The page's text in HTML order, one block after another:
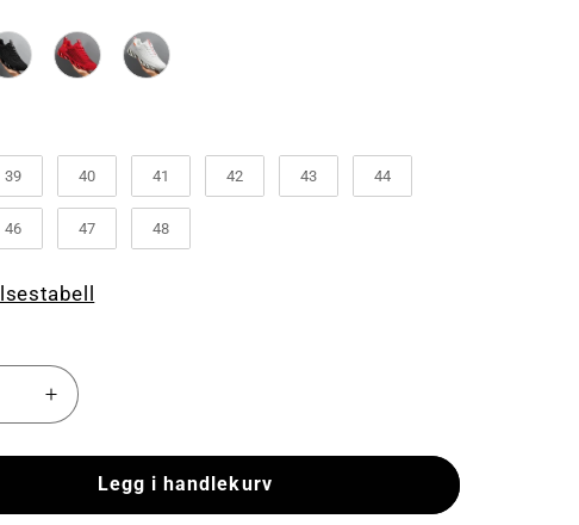
39 40 41 42 43 44
46 47 48
Øk
antallet
for
UltraFlex™
-
Legg i handlekurv